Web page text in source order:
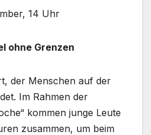
14 Uhr
ohne Grenzen
der Menschen auf der
Im Rahmen der
kommen junge Leute
zusammen, um beim